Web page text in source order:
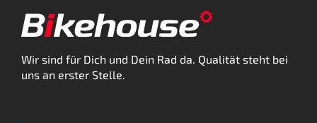
Wir sind für Dich und Dein Rad da. Qualität steht bei
uns an erster Stelle.